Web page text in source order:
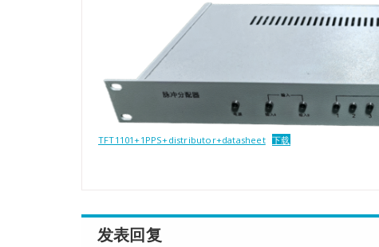
TFT1101+1PPS+distributor+datasheet 下载
发表回复